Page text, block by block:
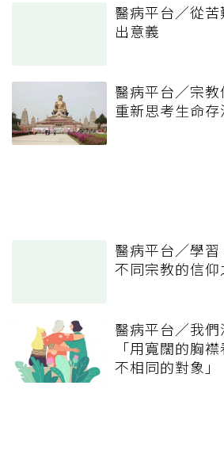
醫病平台／從
出意義
醫病平台／宗
重新思考生命
醫病平台／學習
不同宗教的信仰
醫病平台／我
「用寬闊的胸
不相同的對象」